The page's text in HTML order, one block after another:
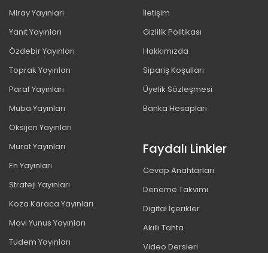
Miray Yayınları
Yanıt Yayınları
Özdebir Yayınları
Toprak Yayınları
Paraf Yayınları
Muba Yayınları
Oksijen Yayınları
Murat Yayınları
En Yayınları
Strateji Yayınları
Koza Karaca Yayınları
Mavi Yunus Yayınları
Tudem Yayınları
İletişim
Gizlilik Politikası
Hakkımızda
Sipariş Koşulları
Üyelik Sözleşmesi
Banka Hesapları
Faydalı Linkler
Cevap Anahtarları
Deneme Takvimi
Digital İçerikler
Akıllı Tahta
Video Dersleri